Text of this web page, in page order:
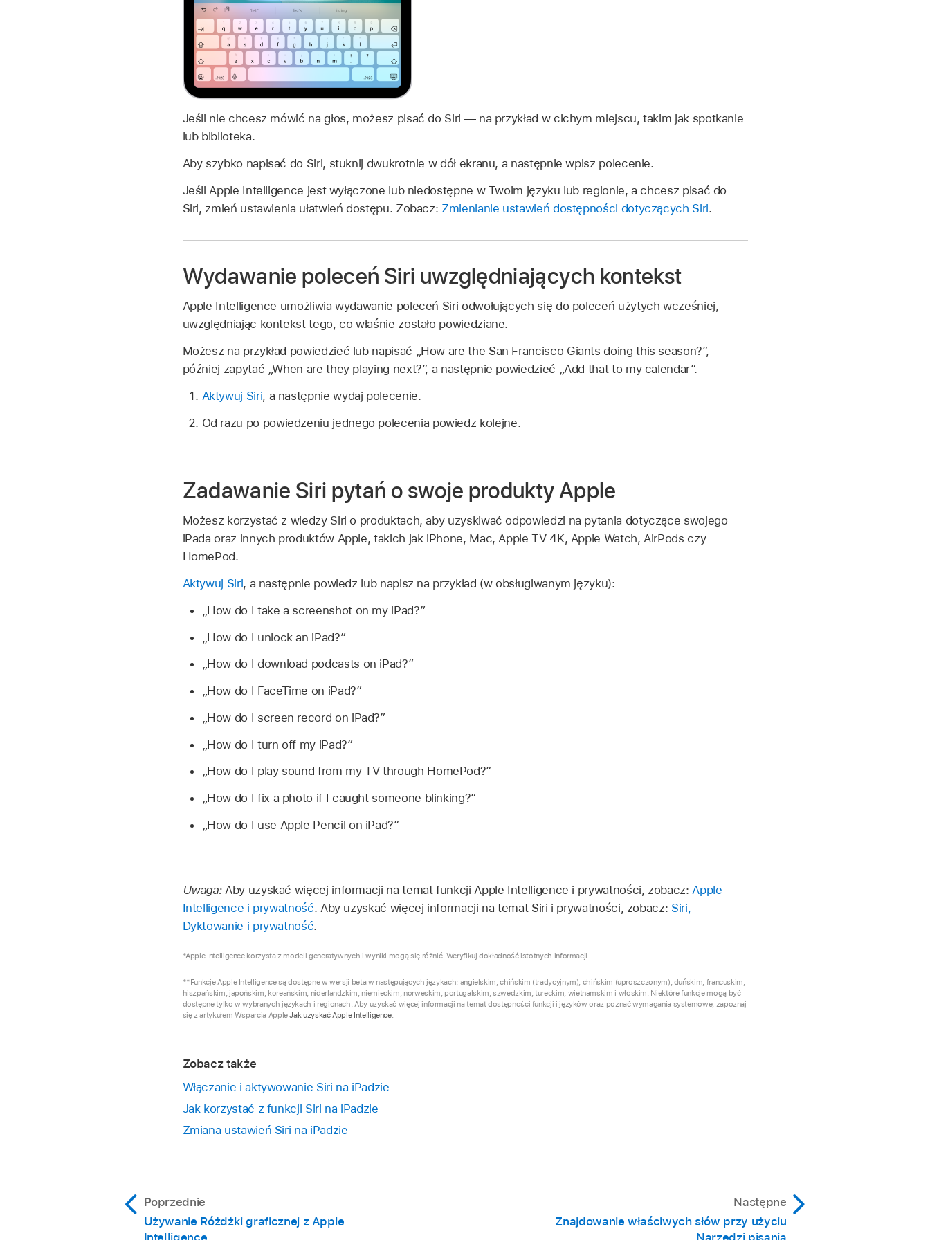
Jeśli nie chcesz mówić na głos, możesz pisać do Siri — na przykład w cichym miejscu, takim jak spotkanie
lub biblioteka.
Aby szybko napisać do Siri, stuknij dwukrotnie w dół ekranu, a następnie wpisz polecenie.
Jeśli Apple Intelligence jest wyłączone lub niedostępne w Twoim języku lub regionie, a chcesz pisać do
Siri, zmień ustawienia ułatwień dostępu. Zobacz: Zmienianie ustawień dostępności dotyczących Siri.
Wydawanie poleceń Siri uwzględniających kontekst
Apple Intelligence umożliwia wydawanie poleceń Siri odwołujących się do poleceń użytych wcześniej,
uwzględniając kontekst tego, co właśnie zostało powiedziane.
Możesz na przykład powiedzieć lub napisać „How are the San Francisco Giants doing this season?”,
później zapytać „When are they playing next?”, a następnie powiedzieć „Add that to my calendar”.
Aktywuj Siri, a następnie wydaj polecenie.
Od razu po powiedzeniu jednego polecenia powiedz kolejne.
Zadawanie Siri pytań o swoje produkty Apple
Możesz korzystać z wiedzy Siri o produktach, aby uzyskiwać odpowiedzi na pytania dotyczące swojego
iPada oraz innych produktów Apple, takich jak iPhone, Mac, Apple TV 4K, Apple Watch, AirPods czy
HomePod.
Aktywuj Siri, a następnie powiedz lub napisz na przykład (w obsługiwanym języku):
„How do I take a screenshot on my iPad?”
„How do I unlock an iPad?”
„How do I download podcasts on iPad?”
„How do I FaceTime on iPad?”
„How do I screen record on iPad?”
„How do I turn off my iPad?”
„How do I play sound from my TV through HomePod?”
„How do I fix a photo if I caught someone blinking?”
„How do I use Apple Pencil on iPad?”
Uwaga: Aby uzyskać więcej informacji na temat funkcji Apple Intelligence i prywatności, zobacz: Apple
Intelligence i prywatność. Aby uzyskać więcej informacji na temat Siri i prywatności, zobacz: Siri,
Dyktowanie i prywatność.
*Apple Intelligence korzysta z modeli generatywnych i wyniki mogą się różnić. Weryfikuj dokładność istotnych informacji.
**Funkcje Apple Intelligence są dostępne w wersji beta w następujących językach: angielskim, chińskim (tradycyjnym), chińskim (uproszczonym), duńskim, francuskim,
hiszpańskim, japońskim, koreańskim, niderlandzkim, niemieckim, norweskim, portugalskim, szwedzkim, tureckim, wietnamskim i włoskim. Niektóre funkcje mogą być
dostępne tylko w wybranych językach i regionach. Aby uzyskać więcej informacji na temat dostępności funkcji i języków oraz poznać wymagania systemowe, zapoznaj
się z artykułem Wsparcia AppleJak uzyskać Apple Intelligence.
Zobacz także
Włączanie i aktywowanie Siri na iPadzie
Jak korzystać z funkcji Siri na iPadzie
Zmiana ustawień Siri na iPadzie
Poprzednie
Używanie Różdżki graficznej z Apple
Następne
Znajdowanie właściwych słów przy użyciu